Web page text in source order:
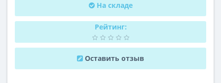
На складе
Рейтинг:
Оставить отзыв